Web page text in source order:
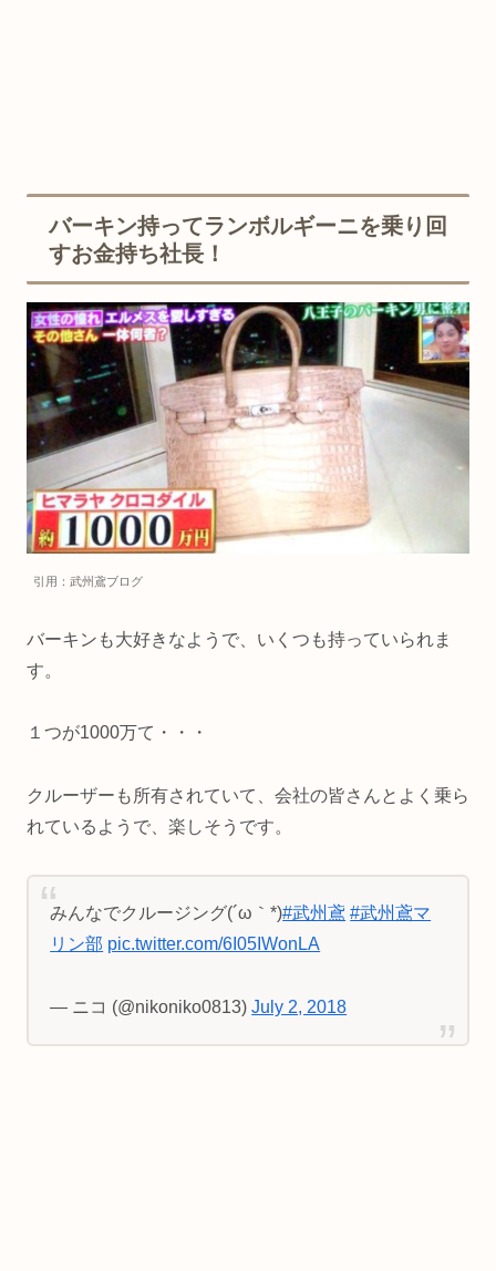
バーキン持ってランボルギーニを乗り回
すお金持ち社長！
引用：武州鳶ブログ
バーキンも大好きなようで、いくつも持っていられま
す。
１つが1000万て・・・
クルーザーも所有されていて、会社の皆さんとよく乗ら
れているようで、楽しそうです。
みんなでクルージング(´ω｀*)#武州鳶 #武州鳶マ
リン部 pic.twitter.com/6I05IWonLA
— ニコ (@nikoniko0813)July 2, 2018